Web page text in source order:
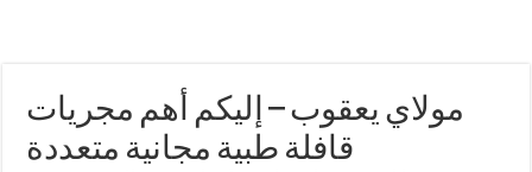
مولاي يعقوب – إليكم أهم مجريات
قافلة طبية مجانية متعددة